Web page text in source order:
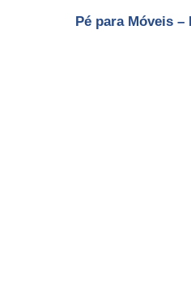
Pé para Móveis